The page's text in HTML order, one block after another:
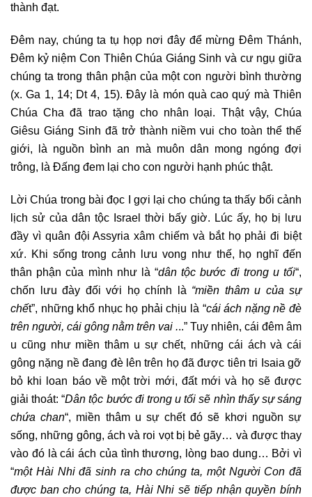
thành đạt.
Đêm nay, chúng ta tụ họp nơi đây để mừng Đêm Thánh,
Đêm kỷ niệm Con Thiên Chúa Giáng Sinh và cư ngụ giữa
chúng ta trong thân phận của một con người bình thường
(x. Ga 1, 14; Dt 4, 15). Đây là món quà cao quý mà Thiên
Chúa Cha đã trao tặng cho nhân loại. Thật vậy, Chúa
Giêsu Giáng Sinh đã trở thành niềm vui cho toàn thể thế
giới, là nguồn bình an mà muôn dân mong ngóng đợi
trông, là Đấng đem lại cho con người hạnh phúc thật.
Lời Chúa trong bài đọc I gợi lại cho chúng ta thấy bối cảnh
lịch sử của dân tộc Israel thời bấy giờ. Lúc ấy, họ bị lưu
đầy vì quân đội Assyria xâm chiếm và bắt họ phải đi biệt
xứ. Khi sống trong cảnh lưu vong như thế, họ nghĩ đến
thân phận của mình như là “dân tộc bước đi trong u tối“,
chốn lưu đày đối với họ chính là “miền thâm u của sự
chết”, những khổ nhục họ phải chịu là “cái ách nặng nề đè
trên người, cái gông nằm trên vai ...” Tuy nhiên, cái đêm âm
u cũng như miền thâm u sự chết, những cái ách và cái
gông nặng nề đang đè lên trên họ đã được tiên tri Isaia gỡ
bỏ khi loan báo về một trời mới, đất mới và họ sẽ được
giải thoát: “Dân tộc bước đi trong u tối sẽ nhìn thấy sự sáng
chứa chan“, miền thâm u sự chết đó sẽ khơi nguồn sự
sống, những gông, ách và roi vọt bị bẻ gãy… và được thay
vào đó là cái ách của tình thương, lòng bao dung… Bởi vì
“một Hài Nhi đã sinh ra cho chúng ta, một Người Con đã
được ban cho chúng ta, Hài Nhi sẽ tiếp nhận quyền bính